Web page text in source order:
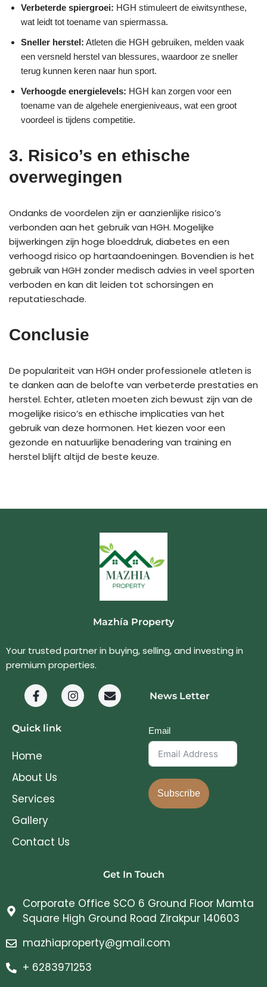
Verbeterde spiergroei: HGH stimuleert de eiwitsynthese,
wat leidt tot toename van spiermassa.
Sneller herstel: Atleten die HGH gebruiken, melden vaak
een versneld herstel van blessures, waardoor ze sneller
terug kunnen keren naar hun sport.
Verhoogde energielevels: HGH kan zorgen voor een
toename van de algehele energieniveaus, wat een groot
voordeel is tijdens competitie.
3. Risico’s en ethische
overwegingen
Ondanks de voordelen zijn er aanzienlijke risico’s
verbonden aan het gebruik van HGH. Mogelijke
bijwerkingen zijn hoge bloeddruk, diabetes en een
verhoogd risico op hartaandoeningen. Bovendien is het
gebruik van HGH zonder medisch advies in veel sporten
verboden en kan dit leiden tot schorsingen en
reputatieschade.
Conclusie
De populariteit van HGH onder professionele atleten is
te danken aan de belofte van verbeterde prestaties en
herstel. Echter, atleten moeten zich bewust zijn van de
mogelijke risico’s en ethische implicaties van het
gebruik van deze hormonen. Het kiezen voor een
gezonde en natuurlijke benadering van training en
herstel blijft altijd de beste keuze.
Mazhía Property
Your trusted partner in buying, selling, and investing in
premium properties.
Quick link
Home
About Us
Services
Gallery
Contact Us
News Letter
Email
Subscribe
Get In Touch
Corporate Office SCO 6 Ground Floor Mamta
Square High Ground Road Zirakpur 140603
mazhiaproperty@gmail.com
+ 6283971253